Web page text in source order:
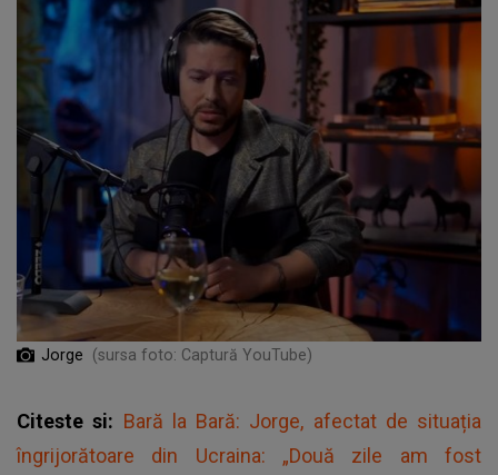
Jorge (sursa foto: Captură YouTube)
Citeste si: Bară la Bară: Jorge, afectat de situația
îngrijorătoare din Ucraina: „Două zile am fost